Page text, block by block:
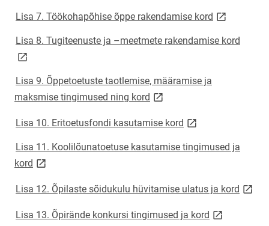
Lisa 7. Töökohapõhise õppe rakendamise kord link opens
Lisa 8. Tugiteenuste ja –meetmete rakendamise kord
Lisa 9. Õppetoetuste taotlemise, määramise ja
maksmise tingimused ning kord link opens on new page
Lisa 10. Eritoetusfondi kasutamise kord link opens on new
Lisa 11. Koolilõunatoetuse kasutamise tingimused ja
kord link opens on new page
Lisa 12. Õpilaste sõidukulu hüvitamise ulatus ja kord link
Lisa 13. Õpirände konkursi tingimused ja kord link opens